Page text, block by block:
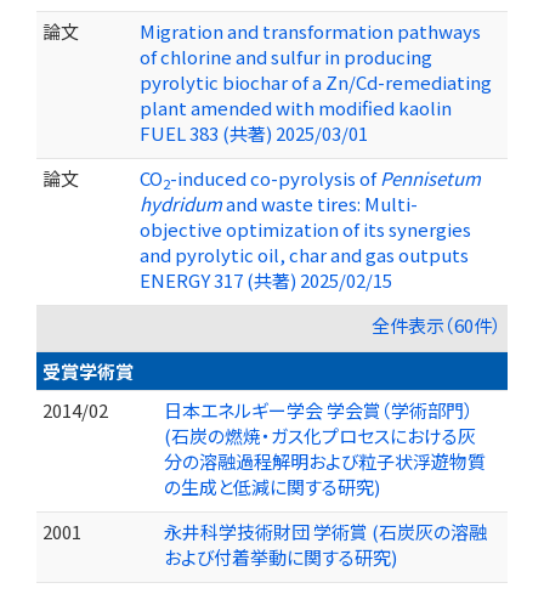
論文
Migration and transformation pathways
of chlorine and sulfur in producing
pyrolytic biochar of a Zn/Cd-remediating
plant amended with modified kaolin
FUEL 383 (共著) 2025/03/01
論文
CO2-induced co-pyrolysis ofPennisetum
hydridumand waste tires: Multi-
objective optimization of its synergies
and pyrolytic oil, char and gas outputs
ENERGY 317 (共著) 2025/02/15
全件表示（60件）
受賞学術賞
2014/02
日本エネルギー学会 学会賞（学術部門）
(石炭の燃焼・ガス化プロセスにおける灰
分の溶融過程解明および粒子状浮遊物質
の生成と低減に関する研究)
2001
永井科学技術財団 学術賞 (石炭灰の溶融
および付着挙動に関する研究)